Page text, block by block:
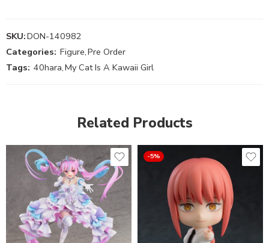
SKU:DON-140982
Categories: Figure,Pre Order
Tags: 40hara,My Cat Is A Kawaii Girl
Related Products
-5%